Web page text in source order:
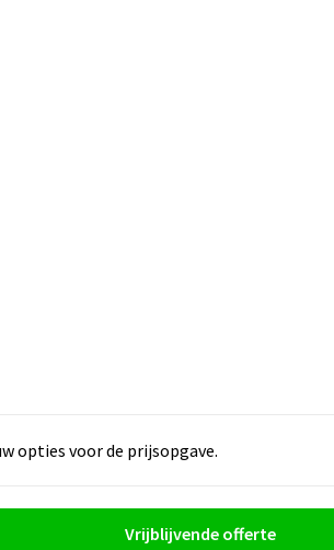
opties voor de prijsopgave.
Vrijblijvende offerte